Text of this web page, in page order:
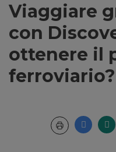
Viaggiare
con
ottenere il
ferroviario?